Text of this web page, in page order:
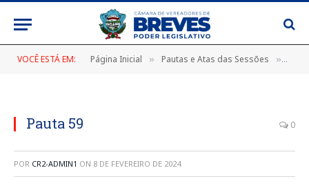
VOCÊ ESTÁ EM: Página Inicial » Pautas e Atas das Sessões »
Pauta 59 0
POR CR2-ADMIN1 ON 8 DE FEVEREIRO DE 2024